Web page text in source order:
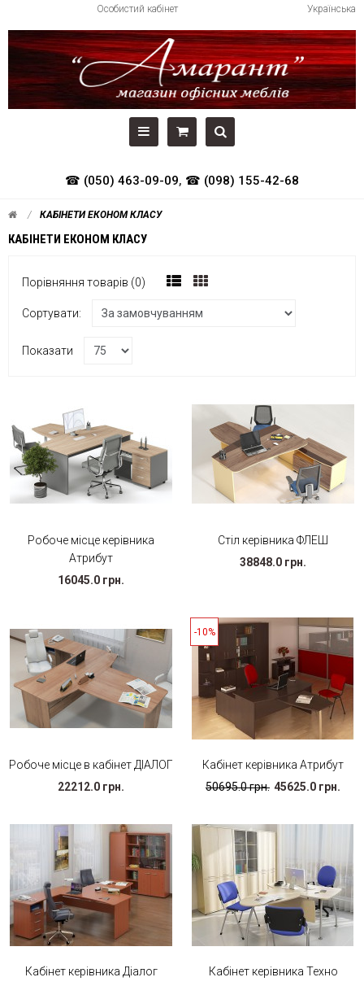
Українська
Особистий кабінет
☎ (050) 463-09-09, ☎ (098) 155-42-68
КАБІНЕТИ ЕКОНОМ КЛАСУ
КАБІНЕТИ ЕКОНОМ КЛАСУ
Порівняння товарів (0)
Сортувати:
Показати
Робоче місце керівника
Атрибут
16045.0 грн.
Стіл керівника ФЛЕШ
38848.0 грн.
Робоче місце в кабінет ДІАЛОГ
22212.0 грн.
-10%
Кабінет керівника Атрибут
50695.0 грн. 45625.0 грн.
Кабінет керівника Діалог
Кабінет керівника Техно